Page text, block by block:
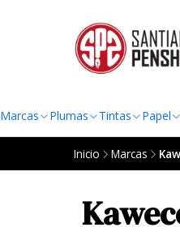
Marcas Plumas Tintas Papel
Inicio Marcas